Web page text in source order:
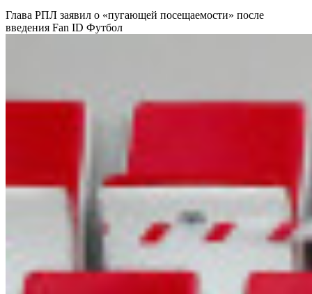
Глава РПЛ заявил о «пугающей посещаемости» после
введения Fan ID Футбол